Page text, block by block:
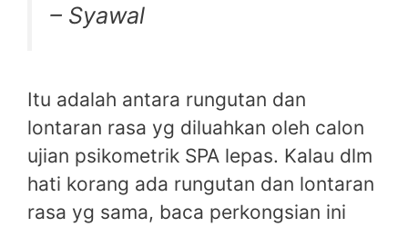
– Syawal
Itu adalah antara rungutan dan
lontaran rasa yg diluahkan oleh calon
ujian psikometrik SPA lepas. Kalau dlm
hati korang ada rungutan dan lontaran
rasa yg sama, baca perkongsian ini